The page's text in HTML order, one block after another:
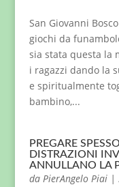
San Giovanni
giochi da
sia stata questa la
i ragazzi dando la
e spiritualmente
bambino,...
PREGARE
DISTRAZIONI
ANNULLANO LA
da PierAngelo Piai|